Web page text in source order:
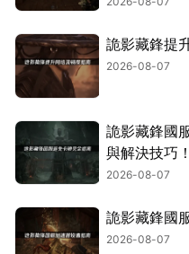
詭影藏鋒提
2026-08-07
詭影藏鋒國
與解決技巧！
2026-08-07
詭影藏鋒國
2026-08-07